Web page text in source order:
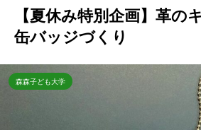
【夏休み特別企画】革の
缶バッジづくり
森森子ども大学